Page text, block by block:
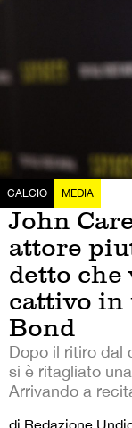
CALCIO MEDIA
John
attore
detto
cattivo in
Bond
Dopo il ritiro dal
si è ritagliato
Arrivando a
di Redazione